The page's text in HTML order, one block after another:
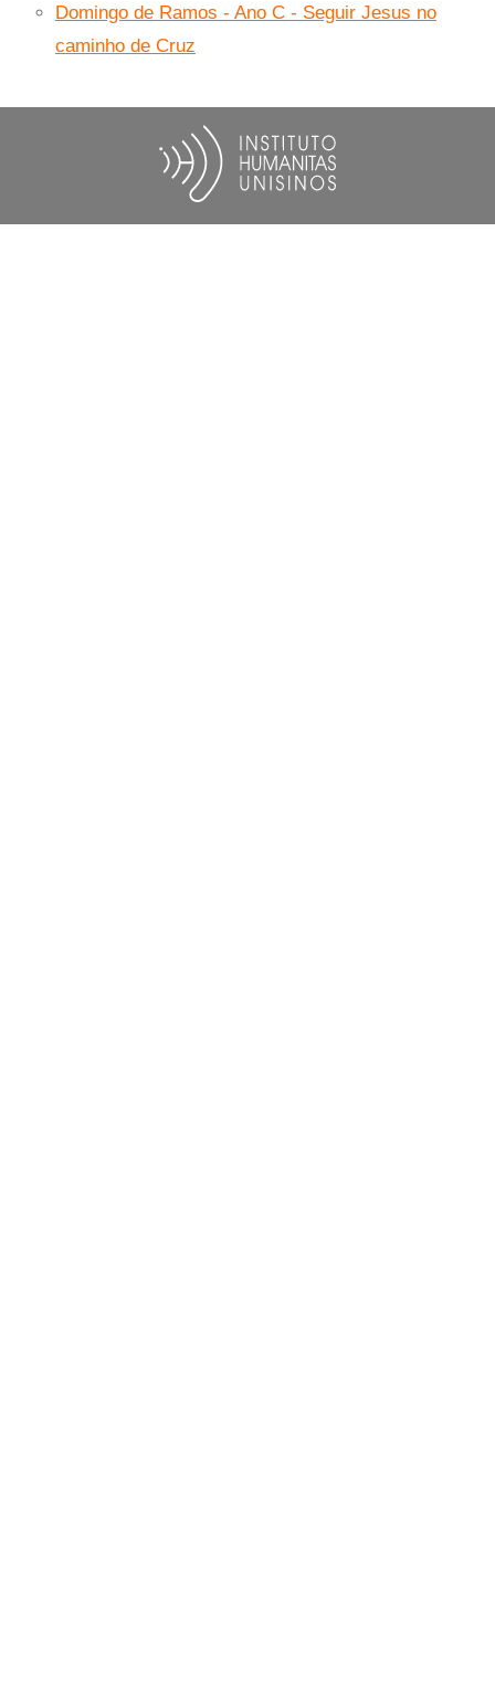
Domingo de Ramos - Ano C - Seguir Jesus no
caminho de Cruz